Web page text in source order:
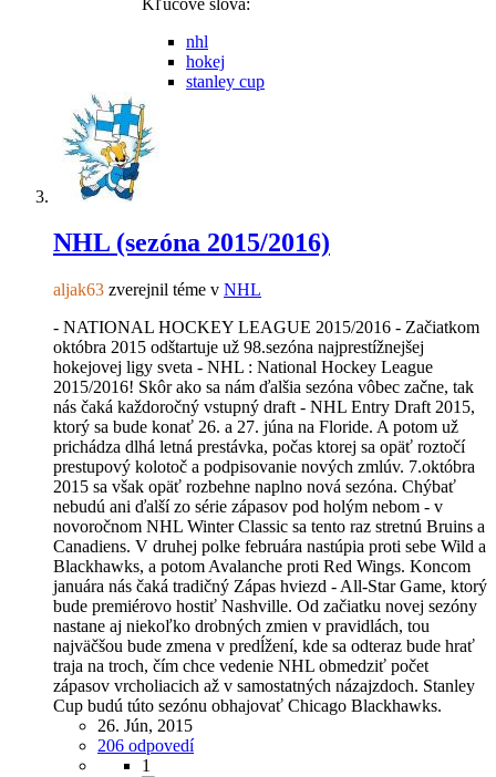
nhl
hokej
stanley cup
NHL (sezóna 2015/2016)
aljak63 zverejnil téme v NHL
- NATIONAL HOCKEY LEAGUE 2015/2016 - Začiatkom
októbra 2015 odštartuje už 98.sezóna najprestížnejšej
hokejovej ligy sveta - NHL : National Hockey League
2015/2016! Skôr ako sa nám ďalšia sezóna vôbec začne, tak
nás čaká každoročný vstupný draft - NHL Entry Draft 2015,
ktorý sa bude konať 26. a 27. júna na Floride. A potom už
prichádza dlhá letná prestávka, počas ktorej sa opäť roztočí
prestupový kolotoč a podpisovanie nových zmlúv. 7.októbra
2015 sa však opäť rozbehne naplno nová sezóna. Chýbať
nebudú ani ďalší zo série zápasov pod holým nebom - v
novoročnom NHL Winter Classic sa tento raz stretnú Bruins a
Canadiens. V druhej polke februára nastúpia proti sebe Wild a
Blackhawks, a potom Avalanche proti Red Wings. Koncom
januára nás čaká tradičný Zápas hviezd - All-Star Game, ktorý
bude premiérovo hostiť Nashville. Od začiatku novej sezóny
nastane aj niekoľko drobných zmien v pravidlách, tou
najväčšou bude zmena v predĺžení, kde sa odteraz bude hrať
traja na troch, čím chce vedenie NHL obmedziť počet
zápasov vrcholiacich až v samostatných názajzdoch. Stanley
Cup budú túto sezónu obhajovať Chicago Blackhawks.
26. Jún, 2015
206 odpovedí
1